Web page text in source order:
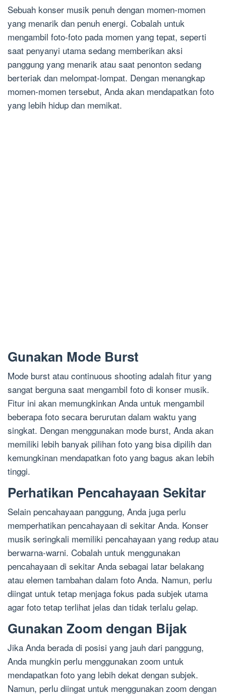
Sebuah konser musik penuh dengan momen-momen
yang menarik dan penuh energi. Cobalah untuk
mengambil foto-foto pada momen yang tepat, seperti
saat penyanyi utama sedang memberikan aksi
panggung yang menarik atau saat penonton sedang
berteriak dan melompat-lompat. Dengan menangkap
momen-momen tersebut, Anda akan mendapatkan foto
yang lebih hidup dan memikat.
Gunakan Mode Burst
Mode burst atau continuous shooting adalah fitur yang
sangat berguna saat mengambil foto di konser musik.
Fitur ini akan memungkinkan Anda untuk mengambil
beberapa foto secara berurutan dalam waktu yang
singkat. Dengan menggunakan mode burst, Anda akan
memiliki lebih banyak pilihan foto yang bisa dipilih dan
kemungkinan mendapatkan foto yang bagus akan lebih
tinggi.
Perhatikan Pencahayaan Sekitar
Selain pencahayaan panggung, Anda juga perlu
memperhatikan pencahayaan di sekitar Anda. Konser
musik seringkali memiliki pencahayaan yang redup atau
berwarna-warni. Cobalah untuk menggunakan
pencahayaan di sekitar Anda sebagai latar belakang
atau elemen tambahan dalam foto Anda. Namun, perlu
diingat untuk tetap menjaga fokus pada subjek utama
agar foto tetap terlihat jelas dan tidak terlalu gelap.
Gunakan Zoom dengan Bijak
Jika Anda berada di posisi yang jauh dari panggung,
Anda mungkin perlu menggunakan zoom untuk
mendapatkan foto yang lebih dekat dengan subjek.
Namun, perlu diingat untuk menggunakan zoom dengan